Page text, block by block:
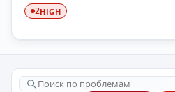
2HIGH